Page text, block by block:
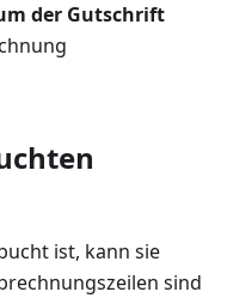
der Gutschrift
ist, kann sie
sind